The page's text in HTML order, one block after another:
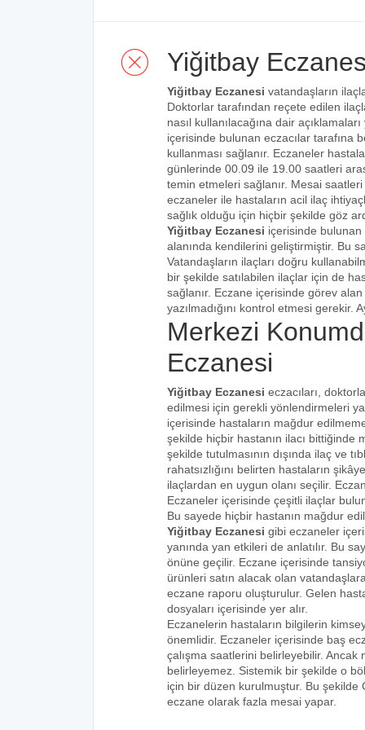
Yiğitbay
Yiğitbay Eczanesi vatandaşların
Doktorlar tarafından reçete edilen
nasıl kullanılacağına dair
içerisinde bulunan eczacılar tarafına
kullanması sağlanır. Eczaneler
günlerinde 00.09 ile 19.00 saatleri
temin etmeleri sağlanır. Mesai
eczaneler ile hastaların acil ilaç
sağlık olduğu için hiçbir şekilde göz
Yiğitbay Eczanesi içerisinde bulunan
alanında kendilerini geliştirmiştir. Bu
Vatandaşların ilaçları doğru
bir şekilde satılabilen ilaçlar için de
sağlanır. Eczane içerisinde görev
yazılmadığını kontrol etmesi gerekir.
Merkezi
Eczanesi
Yiğitbay Eczanesi eczacıları,
edilmesi için gerekli yönlendirmeleri
içerisinde hastaların mağdur
şekilde hiçbir hastanın ilacı bittiğinde
şekilde tutulmasının dışında ilaç ve
rahatsızlığını belirten hastaların
ilaçlardan en uygun olanı seçilir.
Eczaneler içerisinde çeşitli ilaçlar
Bu sayede hiçbir hastanın mağdur
Yiğitbay Eczanesi gibi eczaneler
yanında yan etkileri de anlatılır. Bu
önüne geçilir. Eczane içerisinde
ürünleri satın alacak olan
eczane raporu oluşturulur. Gelen
dosyaları içerisinde yer alır.
Eczanelerin hastaların bilgilerin
önemlidir. Eczaneler içerisinde baş
çalışma saatlerini belirleyebilir. Ancak
belirleyemez. Sistemik bir şekilde o
için bir düzen kurulmuştur. Bu
eczane olarak fazla mesai yapar.